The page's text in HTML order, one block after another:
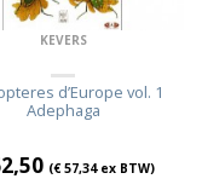
KEVERS
d’Europe vol. 1
Adephaga
(€57,34ex BTW)